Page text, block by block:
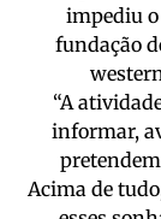
impediu
fundação
“A
informar,
Acima de